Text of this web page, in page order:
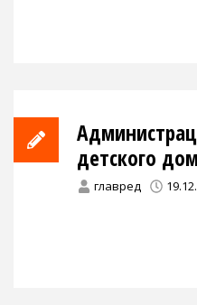
детского
главред